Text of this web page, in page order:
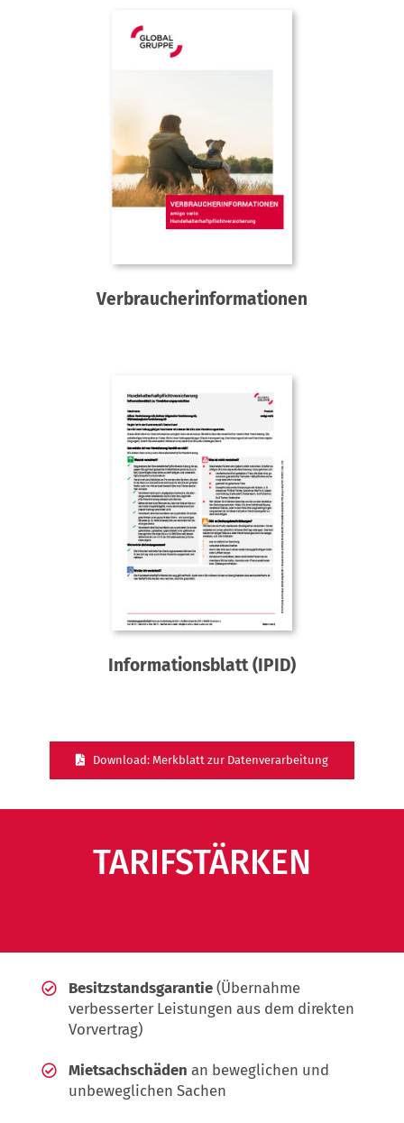
Verbraucherinformationen
Informationsblatt (IPID)
Download: Merkblatt zur Datenverarbeitung
TARIFSTÄRKEN
Besitzstandsgarantie (Übernahme
verbesserter Leistungen aus dem direkten
Vorvertrag)
Mietsachschäden an beweglichen und
unbeweglichen Sachen